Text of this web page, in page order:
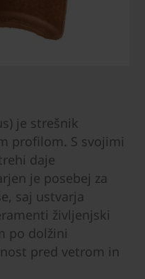
je strešnik
profilom. S svojimi
daje
je posebej za
saj ustvarja
življenjski
po dolžini
pred vetrom in